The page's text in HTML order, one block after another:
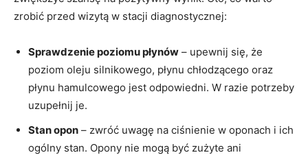
zrobić przed wizytą w stacji diagnostycznej:
Sprawdzenie poziomu płynów – upewnij się, że
poziom oleju silnikowego, płynu chłodzącego oraz
płynu hamulcowego jest odpowiedni. W razie potrzeby
uzupełnij je.
Stan opon – zwróć uwagę na ciśnienie w oponach i ich
ogólny stan. Opony nie mogą być zużyte ani